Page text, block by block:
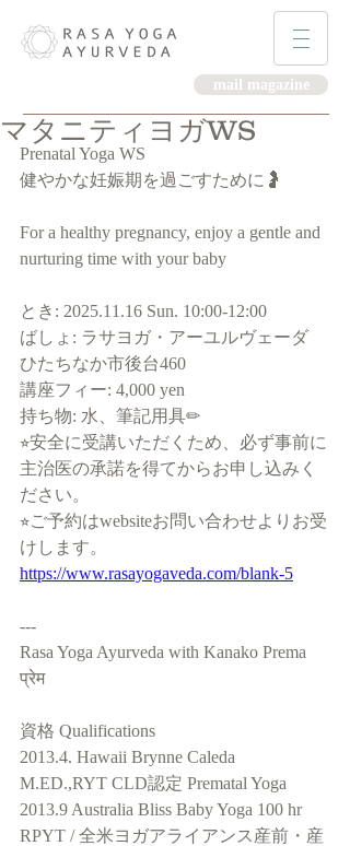
mail magazine
マタニティヨガWS
Prenatal Yoga WS
健やかな妊娠期を過ごすために🤰
For a healthy pregnancy, enjoy a gentle and
nurturing time with your baby
とき: 2025.11.16 Sun. 10:00-12:00
ばしょ: ラサヨガ・アーユルヴェーダ
ひたちなか市後台460
講座フィー: 4,000 yen
持ち物: 水、筆記用具✏︎
⭐︎安全に受講いただくため、必ず事前に
主治医の承諾を得てからお申し込みく
ださい。
⭐︎ご予約はwebsiteお問い合わせよりお受
けします。
https://www.rasayogaveda.com/blank-5
---
Rasa Yoga Ayurveda with Kanako Prema
प्रेम
資格 Qualifications
2013.4. Hawaii Brynne Caleda
M.ED.,RYT CLD認定 Prematal Yoga
2013.9 Australia Bliss Baby Yoga 100 hr
RPYT / 全米ヨガアライアンス産前・産